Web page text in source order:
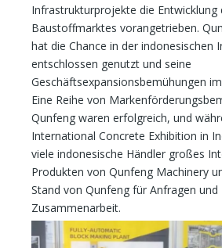
Infrastrukturprojekte die Entwicklung
Baustoffmarktes vorangetrieben.
hat die Chance in der indonesischen
entschlossen genutzt und seine
Geschäftsexpansionsbemühungen
Eine Reihe von
Qunfeng waren erfolgreich, und
International Concrete Exhibition in
viele indonesische Händler großes
Produkten von Qunfeng Machinery
Stand von Qunfeng für Anfragen
Zusammenarbeit.